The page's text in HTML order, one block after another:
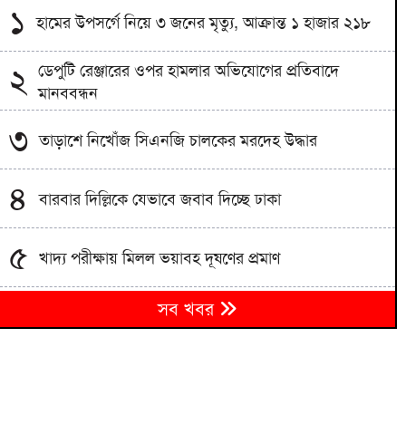
১ হামের উপসর্গে নিয়ে ৩ জনের মৃত্যু, আক্রান্ত ১ হাজার ২১৮
২
ডেপুটি রেঞ্জারের ওপর হামলার অভিযোগের প্রতিবাদে
মানববন্ধন
৩ তাড়াশে নিখোঁজ সিএনজি চালকের মরদেহ উদ্ধার
৪ বারবার দিল্লিকে যেভাবে জবাব দিচ্ছে ঢাকা
৫ খাদ্য পরীক্ষায় মিলল ভয়াবহ দূষণের প্রমাণ
আইনের সহিত সংঘাতে জড়িত দুই শিশুকে আটক করেছে
বাড্ডা থানা পুলিশ
সব খবর